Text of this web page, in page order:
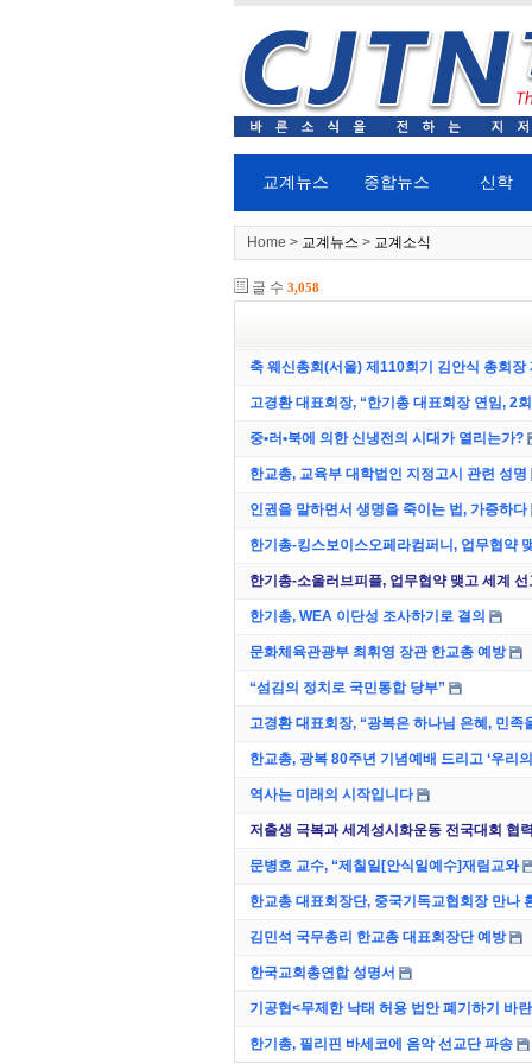
교계뉴스 종합뉴스 신학
Home > 교계뉴스 > 교계소식
글 수 3,058
축 웨신총회(서울) 제110회기 김안식 총회장
고경환 대표회장, “한기총 대표회장 연임, 2
중•러•북에 의한 신냉전의 시대가 열리는가?
한교총, 교육부 대학법인 지정고시 관련 성명
인권을 말하면서 생명을 죽이는 법, 가증하다
한기총-킹스보이스오페라컴퍼니, 업무협약
한기총-소울러브피플, 업무협약 맺고 세계 선
한기총, WEA 이단성 조사하기로 결의
문화체육관광부 최휘영 장관 한교총 예방
“섬김의 정치로 국민통합 당부”
고경환 대표회장, “광복은 하나님 은혜, 민족
한교총, 광복 80주년 기념예배 드리고 ‘우리
역사는 미래의 시작입니다
저출생 극복과 세계성시화운동 전국대회 협
문병호 교수, “제칠일[안식일예수]재림교와
한교총 대표회장단, 중국기독교협회장 만나
김민석 국무총리 한교총 대표회장단 예방
한국교회총연합 성명서
기공협<무제한 낙태 허용 법안 폐기하기 바
한기총, 필리핀 바세코에 음악 선교단 파송